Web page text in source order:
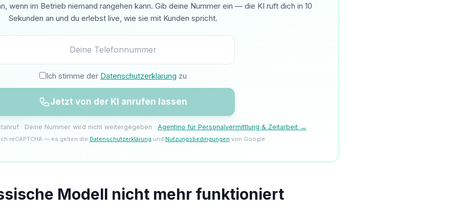
wenn im Betrieb niemand rangehen kann. Gib deine Nummer ein — die KI ruft dich in 10
Sekunden an und du erlebst live, wie sie mit Kunden spricht.
Ich stimme der Datenschutzerklärung zu
Jetzt von der KI anrufen lassen
· Deine Nummer wird nicht weitergegeben · Agentino für Personalvermittlung & Zeitarbeit →
reCAPTCHA — es gelten die Datenschutzerklärung und Nutzungsbedingungen von Google.
Modell nicht mehr funktioniert